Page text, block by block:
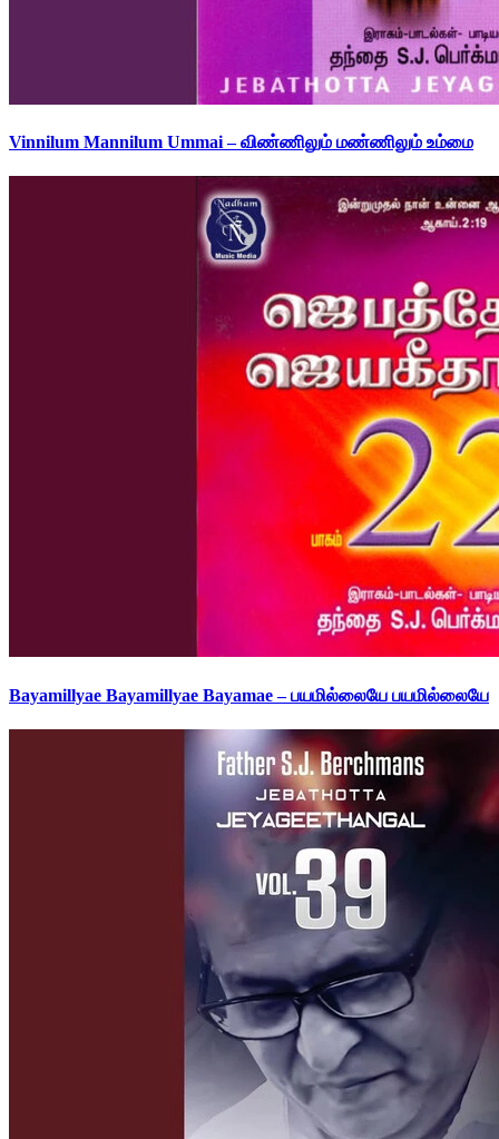
Vinnilum Mannilum Ummai – விண்ணிலும் மண்ணிலும் உம்மை
Bayamillyae Bayamillyae Bayamae – பயமில்லையே பயமில்லையே